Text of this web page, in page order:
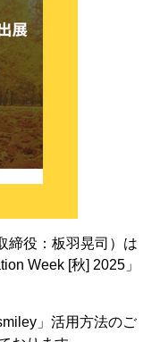
締役：板羽晃司）は
Week [秋] 2025」
」活用方法のご